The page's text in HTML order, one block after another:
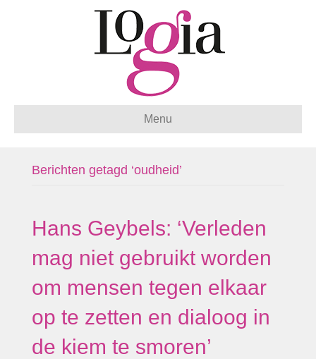
Menu
Berichten getagd ‘oudheid’
Hans Geybels: ‘Verleden
mag niet gebruikt worden
om mensen tegen elkaar
op te zetten en dialoog in
de kiem te smoren’